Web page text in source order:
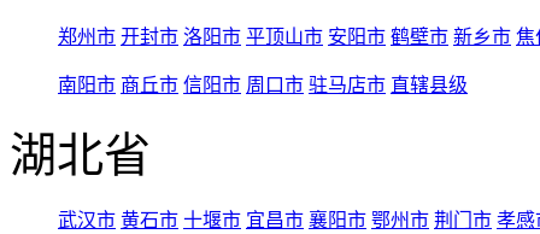
郑州市 开封市 洛阳市 平顶山市 安阳市 鹤壁市 新乡市 焦
南阳市 商丘市 信阳市 周口市 驻马店市 直辖县级
湖北省
武汉市 黄石市 十堰市 宜昌市 襄阳市 鄂州市 荆门市 孝感